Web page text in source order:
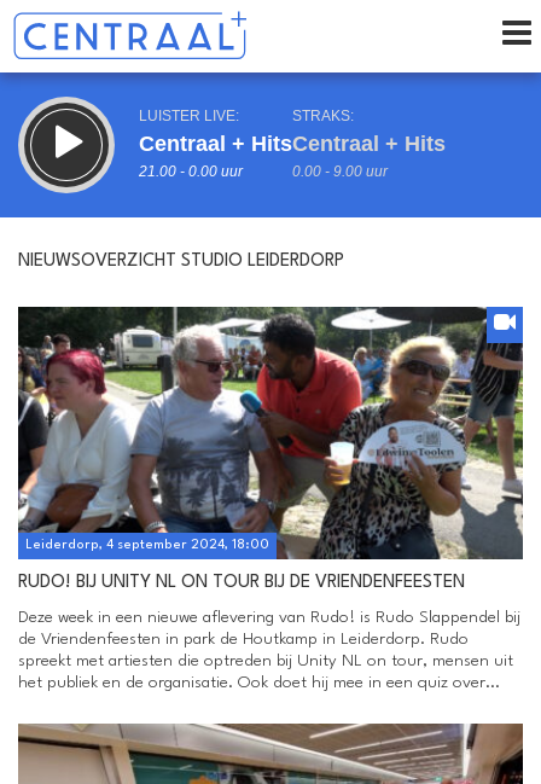
LUISTER LIVE:
Centraal + Hits
21.00 - 0.00 uur
STRAKS:
Centraal + Hits
0.00 - 9.00 uur
Vorig uur Volgend uur
Inklappen
NIEUWSOVERZICHT STUDIO LEIDERDORP
Leiderdorp, 4 september 2024, 18:00
RUDO! BIJ UNITY NL ON TOUR BIJ DE VRIENDENFEESTEN
Deze week in een nieuwe aflevering van Rudo! is Rudo Slappendel bij
de Vriendenfeesten in park de Houtkamp in Leiderdorp. Rudo
spreekt met artiesten die optreden bij Unity NL on tour, mensen uit
het publiek en de organisatie. Ook doet hij mee in een quiz over...